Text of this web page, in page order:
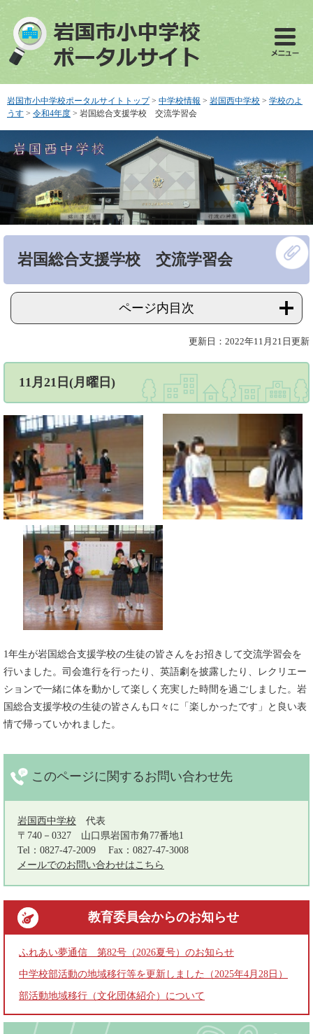
で
す
ば
し
文
へ
岩国市小中学校ポータルサイトトップ > 中学校情報 > 岩国西中学校 > 学校のよ
うす > 令和4年度 > 岩国総合支援学校 交流学習会
岩国総合支援学校 交流学習会
ページ内目次
更新日：2022年11月21日更新
11月21日(月曜日)
1年生が岩国総合支援学校の生徒の皆さんをお招きして交流学習会を
行いました。司会進行を行ったり、英語劇を披露したり、レクリエー
ションで一緒に体を動かして楽しく充実した時間を過ごしました。岩
国総合支援学校の生徒の皆さんも口々に「楽しかったです」と良い表
情で帰っていかれました。
このページに関するお問い合わせ先
岩国西中学校
代表
〒740－0327
山口県岩国市角77番地1
Tel：0827-47-2009
Fax：0827-47-3008
メールでのお問い合わせはこちら
教育委員会からのお知らせ
ふれあい夢通信 第82号（2026夏号）のお知らせ
中学校部活動の地域移行等を更新しました（2025年4月28日）
部活動地域移行（文化団体紹介）について